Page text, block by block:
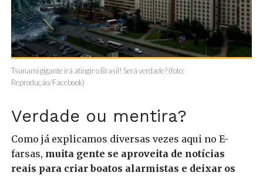
Tsunami gigante irá atingir o Brasil! Será verdade? (foto:
Reprodução/Facebook)
Verdade ou mentira?
Como já explicamos diversas vezes aqui no E-
farsas, muita gente se aproveita de notícias
reais para criar boatos alarmistas e deixar os